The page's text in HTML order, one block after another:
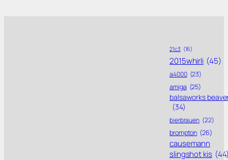
21c3 (16)
2015whirli (45)
a4000 (23)
amiga (25)
balsaworks
(34)
bierbrauen (22)
brompton (26)
causemann
slingshot kis